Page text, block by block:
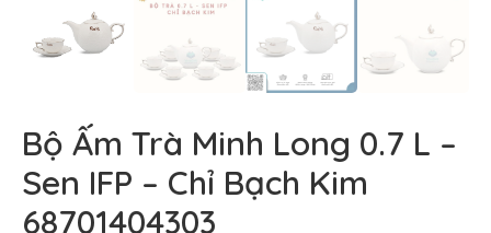
Bộ Ấm Trà Minh Long 0.7 L –
Sen IFP – Chỉ Bạch Kim
68701404303